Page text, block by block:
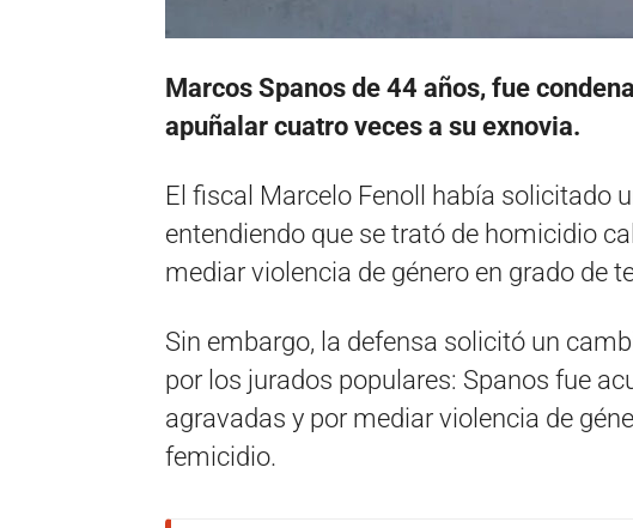
Marcos Spanos de 44 años, fue
apuñalar cuatro veces a su exnovia.
El fiscal Marcelo Fenoll había solicitado
entendiendo que se trató de homicidio
mediar violencia de género en grado de
Sin embargo, la defensa solicitó un
por los jurados populares: Spanos fue
agravadas y por mediar violencia de
femicidio.